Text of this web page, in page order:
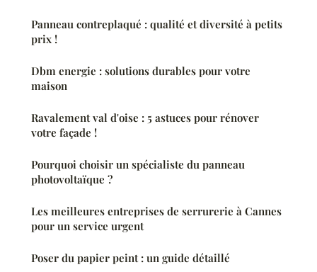
Panneau contreplaqué : qualité et diversité à petits
prix !
Dbm energie : solutions durables pour votre
maison
Ravalement val d'oise : 5 astuces pour rénover
votre façade !
Pourquoi choisir un spécialiste du panneau
photovoltaïque ?
Les meilleures entreprises de serrurerie à Cannes
pour un service urgent
Poser du papier peint : un guide détaillé